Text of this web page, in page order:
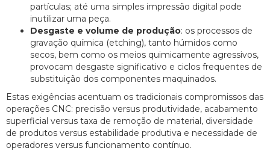
partículas; até uma simples impressão digital pode
inutilizar uma peça.
Desgaste e volume de produção: os processos de
gravação química (etching), tanto húmidos como
secos, bem como os meios quimicamente agressivos,
provocam desgaste significativo e ciclos frequentes de
substituição dos componentes maquinados.
Estas exigências acentuam os tradicionais compromissos das
operações CNC: precisão versus produtividade, acabamento
superficial versus taxa de remoção de material, diversidade
de produtos versus estabilidade produtiva e necessidade de
operadores versus funcionamento contínuo.